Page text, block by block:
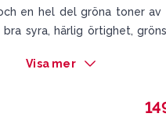
en hel del gröna toner av
syra, härlig örtighet,
Visa mer